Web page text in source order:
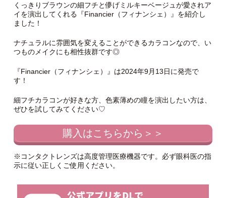
くっきりブラウンの細フチと儚げミルキーベージュが愛されア
イを演出してくれる『Financier（フィナンシェ）』を紹介し
ました！
ナチュラルに雰囲気を変えることができるカラコンなので、い
つものメイクにも相性抜群です◎
『Financier（フィナンシェ）』は2024年9月13日に発売で
す！
細フチカラコンが好きな方、色素薄めの瞳を演出したい方は、
ぜひを試してみてください♡
購入はこちらから＞＞
※コンタクトレンズは高度管理医療機器です。必ず眼科医の指
示に従い正しくご使用ください。